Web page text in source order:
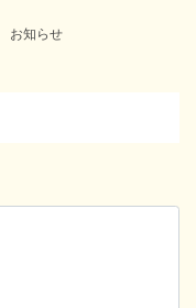
お知らせ